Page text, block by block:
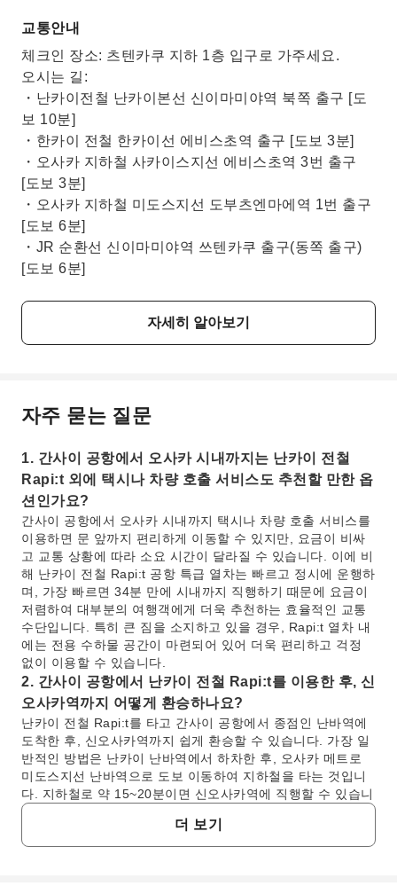
교통안내
체크인 장소: 츠텐카쿠 지하 1층 입구로 가주세요.
오시는 길:
・난카이전철 난카이본선 신이마미야역 북쪽 출구 [도
보 10분]
・한카이 전철 한카이선 에비스초역 출구 [도보 3분]
・오사카 지하철 사카이스지선 에비스초역 3번 출구
[도보 3분]
・오사카 지하철 미도스지선 도부츠엔마에역 1번 출구
[도보 6분]
・JR 순환선 신이마미야역 쓰텐카쿠 출구(동쪽 출구)
[도보 6분]
자세히 알아보기
자주 묻는 질문
1. 간사이 공항에서 오사카 시내까지는 난카이 전철
Rapi:t 외에 택시나 차량 호출 서비스도 추천할 만한 옵
션인가요?
간사이 공항에서 오사카 시내까지 택시나 차량 호출 서비스를
이용하면 문 앞까지 편리하게 이동할 수 있지만, 요금이 비싸
고 교통 상황에 따라 소요 시간이 달라질 수 있습니다. 이에 비
해 난카이 전철 Rapi:t 공항 특급 열차는 빠르고 정시에 운행하
며, 가장 빠르면 34분 만에 시내까지 직행하기 때문에 요금이
저렴하여 대부분의 여행객에게 더욱 추천하는 효율적인 교통
수단입니다. 특히 큰 짐을 소지하고 있을 경우, Rapi:t 열차 내
에는 전용 수하물 공간이 마련되어 있어 더욱 편리하고 걱정
없이 이용할 수 있습니다.
2. 간사이 공항에서 난카이 전철 Rapi:t를 이용한 후, 신
오사카역까지 어떻게 환승하나요?
난카이 전철 Rapi:t를 타고 간사이 공항에서 종점인 난바역에
도착한 후, 신오사카역까지 쉽게 환승할 수 있습니다. 가장 일
반적인 방법은 난카이 난바역에서 하차한 후, 오사카 메트로
미도스지선 난바역으로 도보 이동하여 지하철을 타는 것입니
다. 지하철로 약 15~20분이면 신오사카역에 직행할 수 있습니
다. 미도스지선은 오사카의 주요 지하철 노선으로, 운행 간격
이 짧고 환승 안내가 명확하여 매우 편리합니다.
3. 간사이 공항에서 오사카 시내까지 지하철로 바로 갈
더 보기